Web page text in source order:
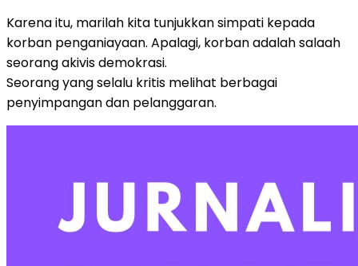
Karena itu, marilah kita tunjukkan simpati kepada
korban penganiayaan. Apalagi, korban adalah salaah
seorang akivis demokrasi.
Seorang yang selalu kritis melihat berbagai
penyimpangan dan pelanggaran.